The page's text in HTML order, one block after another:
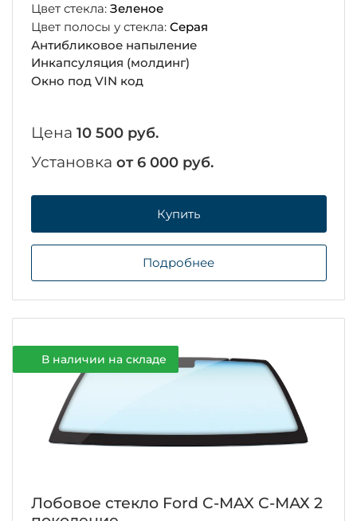
Цвет стекла: Зеленое
Цвет полосы у стекла: Серая
Антибликовое напыление
Инкапсуляция (молдинг)
Окно под VIN код
Цена 10 500 руб.
Установка от 6 000 руб.
Купить
Подробнее
В наличии на складе
Лобовое стекло Ford C-MAX С-МАХ 2